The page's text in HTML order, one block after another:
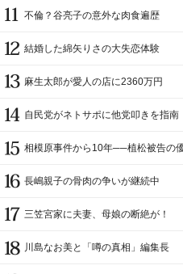
不倫？谷亮子の意外な肉食遍歴
結婚した綿矢りさの大失恋体験
麻生太郎が愛人の店に2360万円
自民党がネトサポに他党叩きを指南
相模原事件から10年──植松被告の
長嶋親子の骨肉の争いが継続中
三笠宮家に夫妻、母娘の断絶が！
川島なお美と「噂の真相」編集長